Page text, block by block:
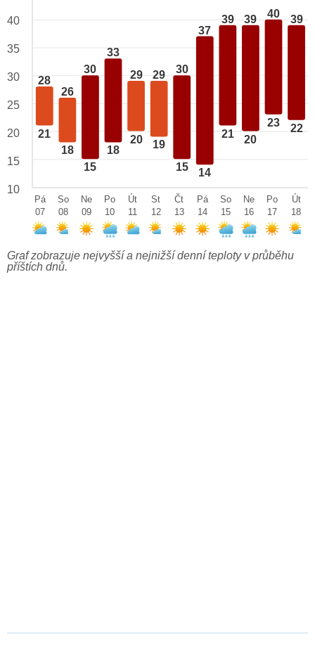
28
21
26
18
30
15
33
18
29
20
29
19
30
15
37
14
39
21
39
20
40
23
39
22
40
35
30
25
20
15
10
Pá
07
So
08
Ne
09
Po
10
Út
11
St
12
Čt
13
Pá
14
So
15
Ne
16
Po
17
Út
18
Graf zobrazuje nejvyšší a nejnižší denní teploty v průběhu
příštích dnů.